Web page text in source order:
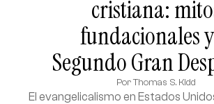
cristiana:
fundacionales
Segundo Gran
PorThomas S. Kidd
El evangelicalismo en Estados